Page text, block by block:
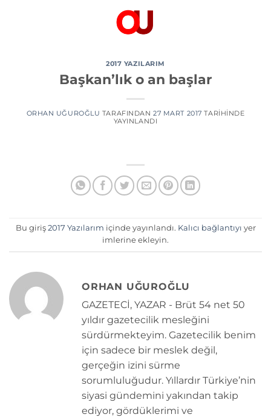
2017 YAZILARIM
Başkan’lık o an başlar
ORHAN UĞUROĞLU TARAFINDAN 27 MART 2017 TARIHINDE
YAYINLANDI
Bu giriş 2017 Yazılarım içinde yayınlandı. Kalıcı bağlantıyı yer
imlerine ekleyin.
ORHAN UĞUROĞLU
GAZETECİ, YAZAR - Brüt 54 net 50
yıldır gazetecilik mesleğini
sürdürmekteyim. Gazetecilik benim
için sadece bir meslek değil,
gerçeğin izini sürme
sorumluluğudur. Yıllardır Türkiye’nin
siyasi gündemini yakından takip
ediyor, gördüklerimi ve